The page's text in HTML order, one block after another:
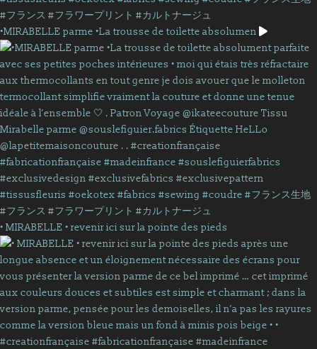
•MIRABELLE parme •La trousse de toilette absolumen
• MIRABELLE • revenir ici sur la pointe des pieds